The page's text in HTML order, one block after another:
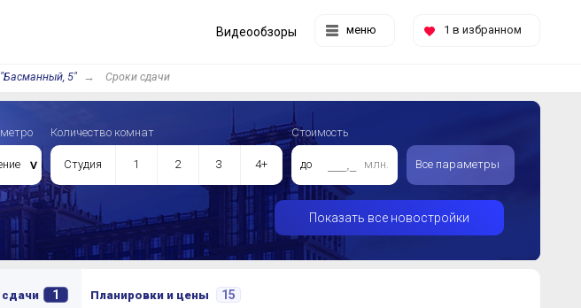
меню 1 в избранном
Видеообзоры
5" Сроки сдачи
Количество комнат
Студия 1 2 3 4+
Стоимость
до млн. Все параметры
Показать все новостройки
1 Планировки и цены 15